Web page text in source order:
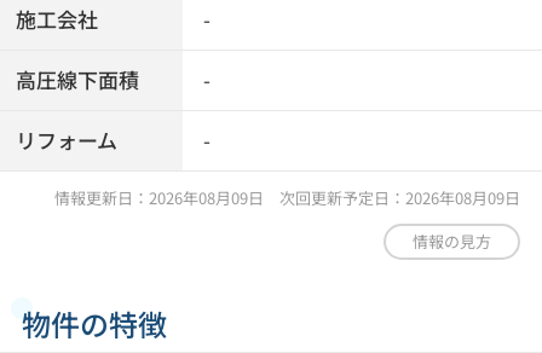
施工会社 -
高圧線下面積 -
リフォーム -
情報更新日：2026年08月09日 次回更新予定日：2026年08月09日
情報の見方
物件の特徴